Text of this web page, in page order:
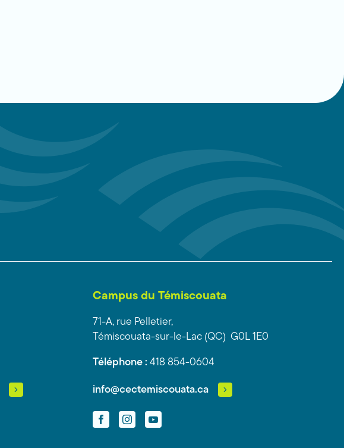
Campus du Témiscouata
71-A, rue Pelletier,
Témiscouata-sur-le-Lac (QC) G0L 1E0
Téléphone : 418 854-0604
info@cectemiscouata.ca
FacebookInstagramYouTube